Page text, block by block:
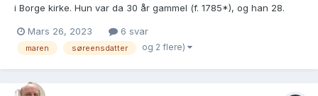
i Borge kirke. Hun var da 30 år gammel (f. 1785*), og han 28.
https://www.digitalarkivet.no/kb20061013050701 Hun ble gravlagt
15.08.1862 med løpenummer på venstre side. Hu...
Mars 26, 2023 6 svar
maren søreensdatter og 2 flere)